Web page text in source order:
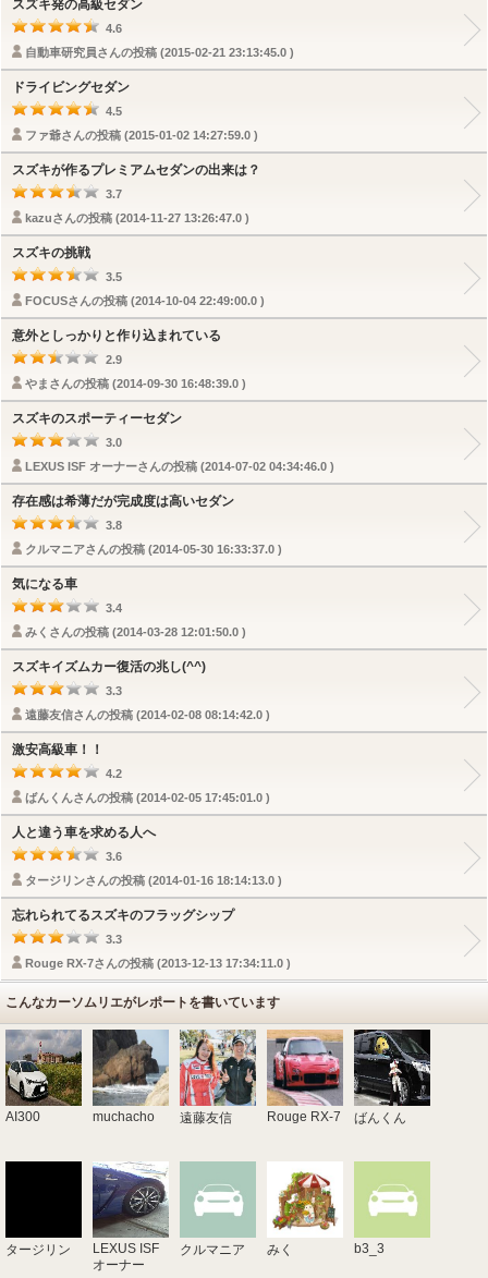
スズキ発の高級セダン
4.6
自動車研究員さんの投稿 (2015-02-21 23:13:45.0 )
ドライビングセダン
4.5
ファ爺さんの投稿 (2015-01-02 14:27:59.0 )
スズキが作るプレミアムセダンの出来は？
3.7
kazuさんの投稿 (2014-11-27 13:26:47.0 )
スズキの挑戦
3.5
FOCUSさんの投稿 (2014-10-04 22:49:00.0 )
意外としっかりと作り込まれている
2.9
やまさんの投稿 (2014-09-30 16:48:39.0 )
スズキのスポーティーセダン
3.0
LEXUS ISF オーナーさんの投稿 (2014-07-02 04:34:46.0 )
存在感は希薄だが完成度は高いセダン
3.8
クルマニアさんの投稿 (2014-05-30 16:33:37.0 )
気になる車
3.4
みくさんの投稿 (2014-03-28 12:01:50.0 )
スズキイズムカー復活の兆し(^^)
3.3
遠藤友信さんの投稿 (2014-02-08 08:14:42.0 )
激安高級車！！
4.2
ばんくんさんの投稿 (2014-02-05 17:45:01.0 )
人と違う車を求める人へ
3.6
タージリンさんの投稿 (2014-01-16 18:14:13.0 )
忘れられてるスズキのフラッグシップ
3.3
Rouge RX-7さんの投稿 (2013-12-13 17:34:11.0 )
こんなカーソムリエがレポートを書いています
AI300 muchacho 遠藤友信 Rouge RX-7 ばんくん
タージリン
LEXUS ISF
オーナー
クルマニア みく b3_3